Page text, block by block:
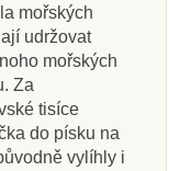
Ltd. Figurka -
drak
Kč499 Kč
Ltd. Tuba -
Austrálie
Kč444 Kč
Ltd. Mládě
levharta
Kč194 Kč
Zebra
Kč195 Kč
mořských
udržovat
mořských
Za
tisíce
do písku na
vylíhly i